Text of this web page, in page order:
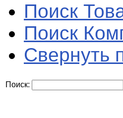
Поиск
Поиск
Свернуть
Поиск: